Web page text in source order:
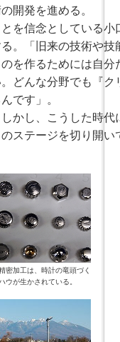
開発を進める。
を信念としている小
。「旧来の技術や技
を作るためには自分
どんな分野でも『ク
です」。
かし、こうした時代
ステージを切り開い
密加工は、時計の竜頭づく
ウが生かされている。